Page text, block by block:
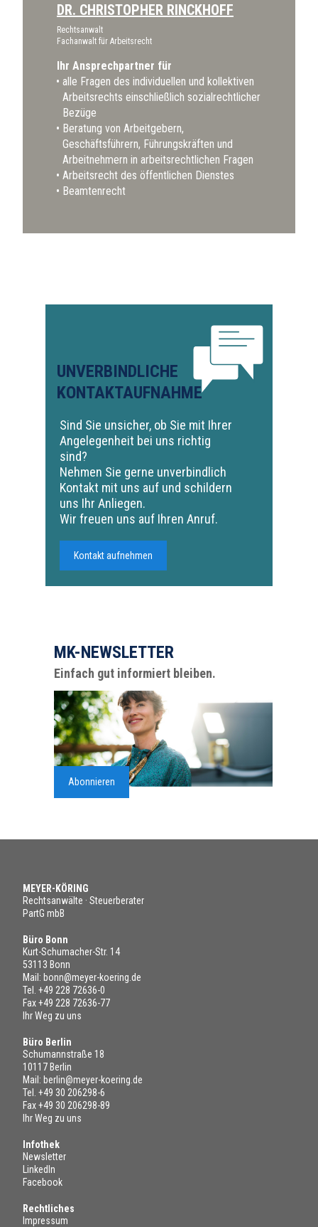
DR. CHRISTOPHER RINCKHOFF
Rechtsanwalt
Fachanwalt für Arbeitsrecht
Ihr Ansprechpartner für
alle Fragen des individuellen und kollektiven
Arbeitsrechts einschließlich sozialrechtlicher
Bezüge
Beratung von Arbeitgebern,
Geschäftsführern, Führungskräften und
Arbeitnehmern in arbeitsrechtlichen Fragen
Arbeitsrecht des öffentlichen Dienstes
Beamtenrecht
UNVERBINDLICHE
KONTAKTAUFNAHME
Sind Sie unsicher, ob Sie mit Ihrer
Angelegenheit bei uns richtig
sind?
Nehmen Sie gerne unverbindlich
Kontakt mit uns auf und schildern
uns Ihr Anliegen.
Wir freuen uns auf Ihren Anruf.
Kontakt aufnehmen
MK-NEWSLETTER
Einfach gut informiert bleiben.
Abonnieren
MEYER-KÖRING
Rechtsanwälte · Steuerberater
PartG mbB
Büro Bonn
Kurt-Schumacher-Str. 14
53113 Bonn
Mail: bonn@meyer-koering.de
Tel. +49 228 72636-0
Fax +49 228 72636-77
Ihr Weg zu uns
Büro Berlin
Schumannstraße 18
10117 Berlin
Mail: berlin@meyer-koering.de
Tel. +49 30 206298-6
Fax +49 30 206298-89
Ihr Weg zu uns
Infothek
Newsletter
LinkedIn
Facebook
Rechtliches
Impressum